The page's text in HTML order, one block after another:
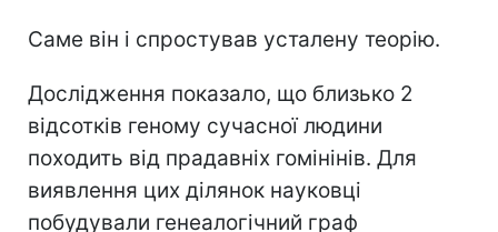
Саме він і спростував усталену теорію.
Дослідження показало, що близько 2
відсотків геному сучасної людини
походить від прадавніх гомінінів. Для
виявлення цих ділянок науковці
побудували генеалогічний граф